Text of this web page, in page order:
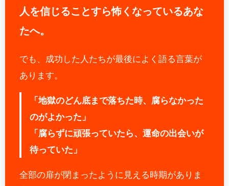
人を信じることすら怖くなっているあな
たへ。
でも、成功した人たちが最後によく語る言葉が
あります。
「地獄のどん底まで落ちた時、腐らなかった
のがよかった」
「腐らずに頑張っていたら、運命の出会いが
待っていた」
全部の扉が閉まったように見える時期がありま